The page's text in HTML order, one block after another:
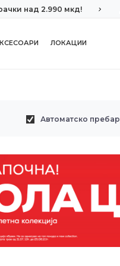
над 2.990 мкд!
ЛОКАЦИИ
Автоматско